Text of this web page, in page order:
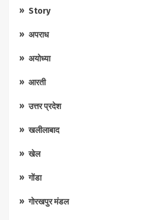
Story
अपराध
अयोध्या
आरती
उत्तर प्रदेश
खलीलाबाद
खेल
गोंडा
गोरखपुर मंडल